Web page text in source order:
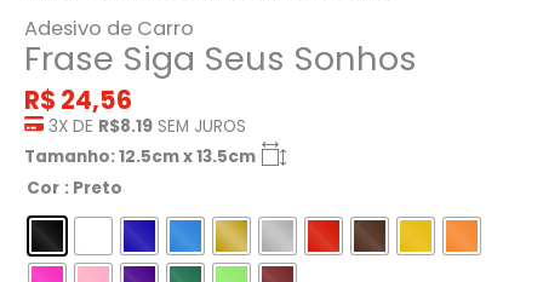
Adesivo de Carro
Frase Siga Seus Sonhos
R$ 24,56
3X DE R$8.19 SEM JUROS
Tamanho: 12.5cm x 13.5cm
Cor : Preto